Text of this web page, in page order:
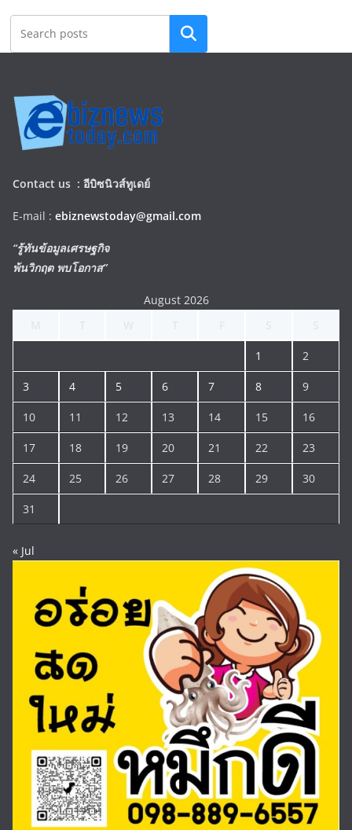
Search
Contact us : อีบิซนิวส์ทูเดย์
E-mail : ebiznewstoday@gmail.com
“รู้ทันข้อมูลเศรษฐกิจ
พ้นวิกฤต พบโอกาส”
August 2026
1 2
3 4 5 6 7 8 9
10 11 12 13 14 15 16
17 18 19 20 21 22 23
24 25 26 27 28 29 30
31
« Jul